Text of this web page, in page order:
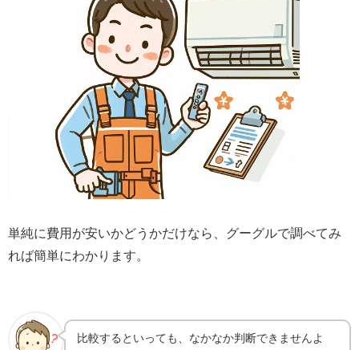
単純に費用が安いかどうかだけなら、グーグルで調べてみ
れば簡単にわかります。
比較するといっても、なかなか判断できませんよ